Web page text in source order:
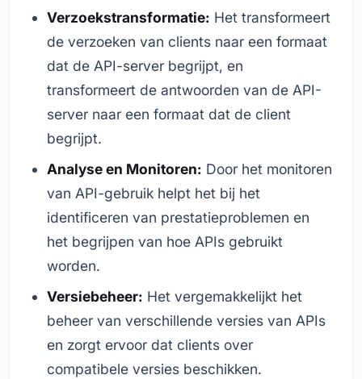
Verzoekstransformatie: Het transformeert
de verzoeken van clients naar een formaat
dat de API-server begrijpt, en
transformeert de antwoorden van de API-
server naar een formaat dat de client
begrijpt.
Analyse en Monitoren: Door het monitoren
van API-gebruik helpt het bij het
identificeren van prestatieproblemen en
het begrijpen van hoe APIs gebruikt
worden.
Versiebeheer: Het vergemakkelijkt het
beheer van verschillende versies van APIs
en zorgt ervoor dat clients over
compatibele versies beschikken.